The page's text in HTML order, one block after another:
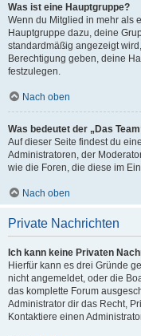
Was ist eine Hauptgruppe?
Wenn du Mitglied in mehr als
Hauptgruppe dazu, deine
standardmäßig angezeigt
Berechtigung geben, deine
festzulegen.
Nach oben
Was bedeutet der „Das
Auf dieser Seite findest du
Administratoren, der
wie die Foren, die diese im
Nach oben
Private Nachrichten
Ich kann keine Privaten
Hierfür kann es drei Gründe
nicht angemeldet, oder die
das komplette Forum
Administrator dir das Recht,
Kontaktiere einen